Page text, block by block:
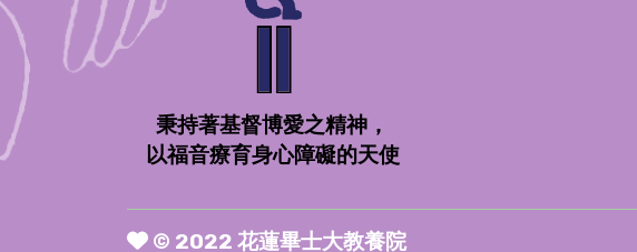
秉持著基督博愛之精神，
以福音療育身心障礙的天使
© 2022 花蓮畢士大教養院